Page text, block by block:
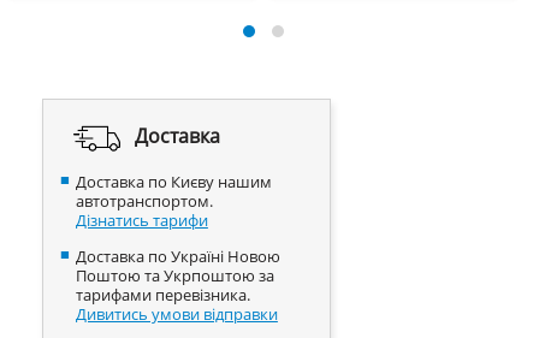
Доставка
Доставка по Києву нашим
автотранспортом.
Дізнатись тарифи
Доставка по Україні Новою
Поштою та Укрпоштою за
тарифами перевізника.
Дивитись умови відправки